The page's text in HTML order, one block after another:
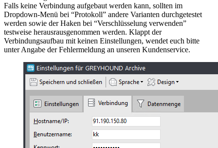
Falls keine Verbindung aufgebaut werden kann, sollten im
Dropdown-Menü bei “Protokoll” andere Varianten durchgetestet
werden sowie der Haken bei “Verschlüsselung verwenden”
testweise herausrausgenommen werden. Klappt der
Verbindungsaufbau mit keinen Einstellungen, wendet euch bitte
unter Angabe der Fehlermeldung an unseren Kundenservice.